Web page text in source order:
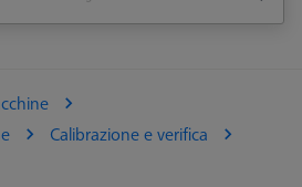
Calibrazione e verifica